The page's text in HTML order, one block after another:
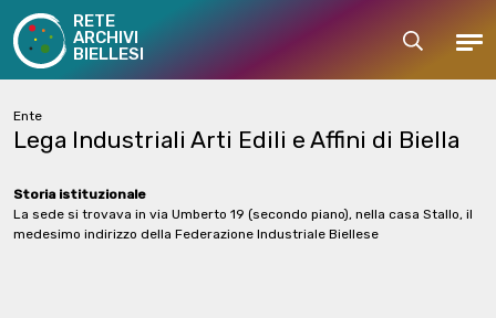
RETE
ARCHIVI
BIELLESI
Cerca
Ente
Lega Industriali Arti Edili e Affini di Biella
Storia istituzionale
La sede si trovava in via Umberto 19 (secondo piano), nella casa Stallo, il
medesimo indirizzo della Federazione Industriale Biellese